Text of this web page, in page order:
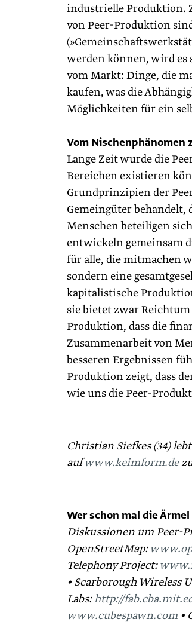
industrielle Produktion.
von Peer-Produktion
werden können, wird es
vom Markt: Dinge, die
kaufen, was die
Möglichkeiten für ein
Vom Nischenphänomen
Lange Zeit wurde die
Bereichen existieren
Grundprinzipien der
Gemeingüter
Menschen beteiligen
entwickeln gemeinsam
für alle, die mitmachen
sondern eine
kapitalistische
sie bietet zwar Reichtum
Produktion, dass die
Zusammenarbeit von
besseren Ergebnissen
Produktion zeigt, dass
wie uns die Peer-
Christian Siefkes (34)
aufwww.keimform.de
Wer schon mal die
Diskussionen um Peer-
OpenStreetMap:
Telephony Project:
• Scarborough Wireless
Labs:http://
www.cubespawn.com •